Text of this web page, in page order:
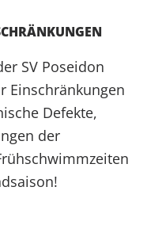
SV Poseidon
Einschränkungen
Defekte,
der